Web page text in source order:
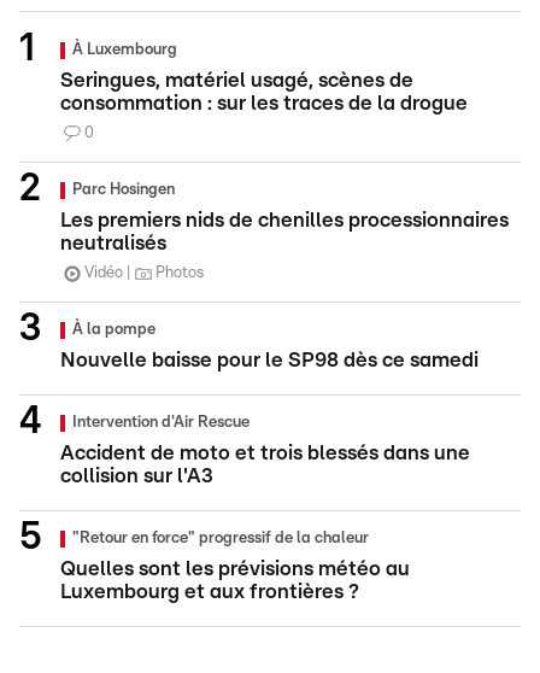
À Luxembourg
Seringues, matériel usagé, scènes de
consommation : sur les traces de la drogue
0
Parc Hosingen
Les premiers nids de chenilles processionnaires
neutralisés
Vidéo Photos
À la pompe
Nouvelle baisse pour le SP98 dès ce samedi
Intervention d'Air Rescue
Accident de moto et trois blessés dans une
collision sur l'A3
"Retour en force" progressif de la chaleur
Quelles sont les prévisions météo au
Luxembourg et aux frontières ?